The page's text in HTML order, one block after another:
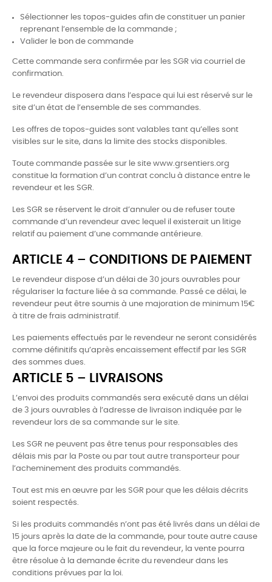
Sélectionner les topos-guides afin de constituer un panier
reprenant l’ensemble de la commande ;
Valider le bon de commande
Cette commande sera confirmée par les SGR via courriel de
confirmation.
Le revendeur disposera dans l’espace qui lui est réservé sur le
site d’un état de l’ensemble de ses commandes.
Les offres de topos-guides sont valables tant qu’elles sont
visibles sur le site, dans la limite des stocks disponibles.
Toute commande passée sur le site www.grsentiers.org
constitue la formation d’un contrat conclu à distance entre le
revendeur et les SGR.
Les SGR se réservent le droit d’annuler ou de refuser toute
commande d’un revendeur avec lequel il existerait un litige
relatif au paiement d’une commande antérieure.
ARTICLE 4 – CONDITIONS DE PAIEMENT
Le revendeur dispose d’un délai de 30 jours ouvrables pour
régulariser la facture liée à sa commande. Passé ce délai, le
revendeur peut être soumis à une majoration de minimum 15€
à titre de frais administratif.
Les paiements effectués par le revendeur ne seront considérés
comme définitifs qu’après encaissement effectif par les SGR
des sommes dues.
ARTICLE 5 – LIVRAISONS
L’envoi des produits commandés sera exécuté dans un délai
de 3 jours ouvrables à l’adresse de livraison indiquée par le
revendeur lors de sa commande sur le site.
Les SGR ne peuvent pas être tenus pour responsables des
délais mis par la Poste ou par tout autre transporteur pour
l’acheminement des produits commandés.
Tout est mis en œuvre par les SGR pour que les délais décrits
soient respectés.
Si les produits commandés n’ont pas été livrés dans un délai de
15 jours après la date de la commande, pour toute autre cause
que la force majeure ou le fait du revendeur, la vente pourra
être résolue à la demande écrite du revendeur dans les
conditions prévues par la loi.